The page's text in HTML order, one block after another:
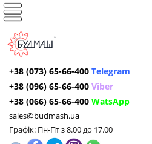
+38 (073) 65-66-400 Telegram
+38 (096) 65-66-400 Viber
+38 (066) 65-66-400 WatsApp
sales@budmash.ua
Графік: Пн-Пт з 8.00 до 17.00